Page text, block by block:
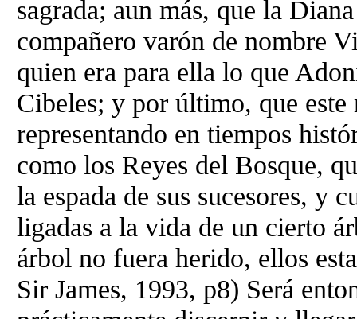
sagrada; aun más, que la
compañero varón de nombre
quien era para ella lo que
Cibeles; y por último, que
representando en tiempos
como los Reyes del Bosque,
la espada de sus sucesores, y
ligadas a la vida de un cierto
árbol no fuera herido, ellos
Sir James, 1993, p8) Será